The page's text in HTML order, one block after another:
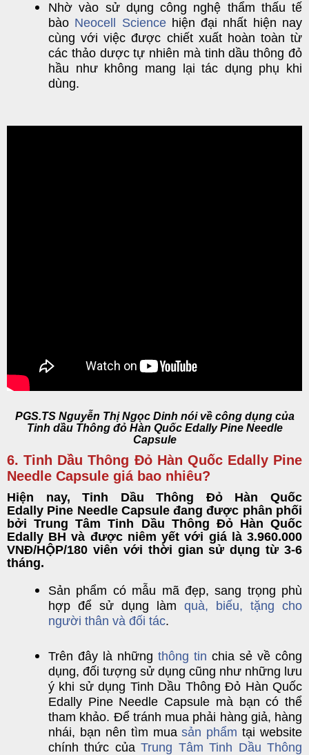
Nhờ vào sử dụng công nghệ thẩm thấu tế
bào Neocell Sciencehiện đại nhất hiện nay
cùng với việc được chiết xuất hoàn toàn từ
các thảo dược tự nhiên mà tinh dầu thông đỏ
hầu như không mang lại tác dụng phụ khi
dùng.
PGS.TS Nguyễn Thị Ngọc Dinh nói về công dụng của
Tinh dầu Thông đỏ Hàn Quốc Edally Pine Needle
Capsule
6. Tinh Dầu Thông Đỏ Hàn Quốc Edally Pine
Needle Capsule giá bao nhiêu?
Hiện nay,Tinh Dầu Thông Đỏ Hàn Quốc
Edally Pine Needle Capsuleđang được phân phối
bởiTrung Tâm Tinh Dầu Thông Đỏ Hàn Quốc
Edally BH và được niêm yết với giá là 3.960.000
VNĐ/HỘP/180 viên với thời gian sử dụng từ 3-6
tháng.
Sản phẩm có mẫu mã đẹp, sang trọng phù
hợp để sử dụng làm quà, biếu, tặng cho
người thân và đối tác.
Trên đây là những thông tin chia sẻ về công
dụng, đối tượng sử dụng cũng như những lưu
ý khi sử dụng Tinh Dầu Thông Đỏ Hàn Quốc
Edally Pine Needle Capsule màbạn có thể
tham khảo. Để tránh mua phải hàng giả, hàng
nhái, bạn nên tìm muasản phẩm tại website
chính thức củaTrung Tâm Tinh Dầu Thông